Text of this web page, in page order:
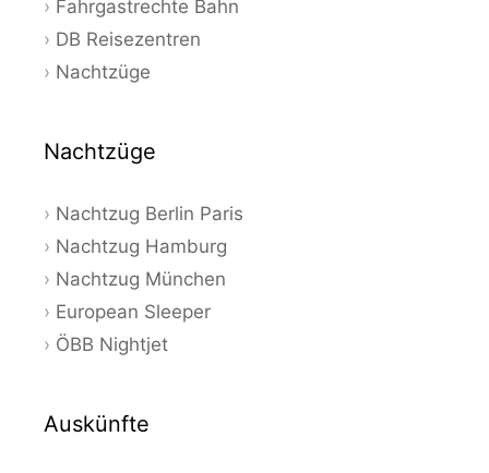
Fahrgastrechte Bahn
DB Reisezentren
Nachtzüge
Nachtzüge
Nachtzug Berlin Paris
Nachtzug Hamburg
Nachtzug München
European Sleeper
ÖBB Nightjet
Auskünfte